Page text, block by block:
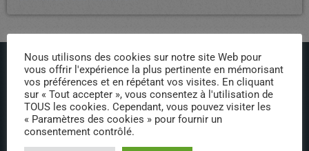
ÉPISODES DE PODCAST
Nous utilisons des cookies sur notre site Web pour
vous offrir l'expérience la plus pertinente en mémorisant
vos préférences et en répétant vos visites. En cliquant
sur « Tout accepter », vous consentez à l'utilisation de
TOUS les cookies. Cependant, vous pouvez visiter les
« Paramètres des cookies » pour fournir un
consentement contrôlé.